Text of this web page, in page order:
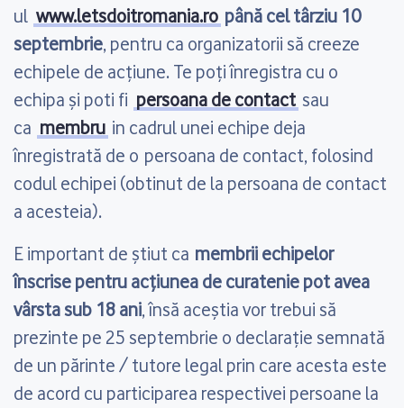
ul www.letsdoitromania.ro până cel târziu 10
septembrie, pentru ca organizatorii să creeze
echipele de acțiune. Te poți înregistra cu o
echipa și poti fi persoana de contact sau
ca membru in cadrul unei echipe deja
înregistrată de o persoana de contact, folosind
codul echipei (obtinut de la persoana de contact
a acesteia).
E important de știut ca membrii echipelor
înscrise pentru acțiunea de curatenie pot avea
vârsta sub 18 ani, însă aceștia vor trebui să
prezinte pe 25 septembrie o declarație semnată
de un părinte / tutore legal prin care acesta este
de acord cu participarea respectivei persoane la